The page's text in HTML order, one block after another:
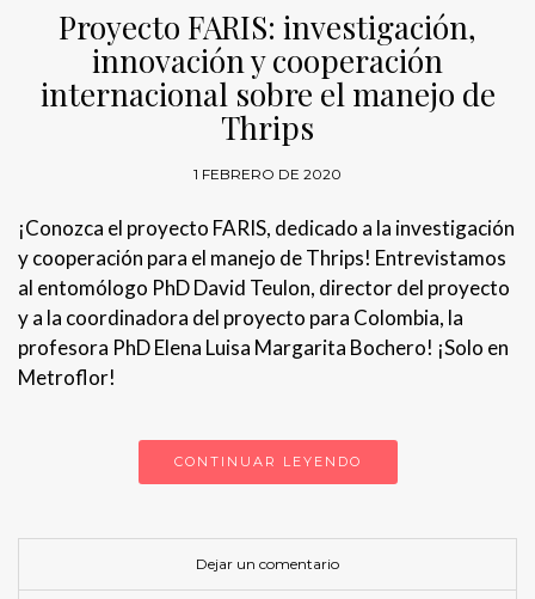
Proyecto FARIS: investigación,
innovación y cooperación
internacional sobre el manejo de
Thrips
1 FEBRERO DE 2020
¡Conozca el proyecto FARIS, dedicado a la investigación
y cooperación para el manejo de Thrips! Entrevistamos
al entomólogo PhD David Teulon, director del proyecto
y a la coordinadora del proyecto para Colombia, la
profesora PhD Elena Luisa Margarita Bochero! ¡Solo en
Metroflor!
CONTINUAR LEYENDO
Dejar un comentario